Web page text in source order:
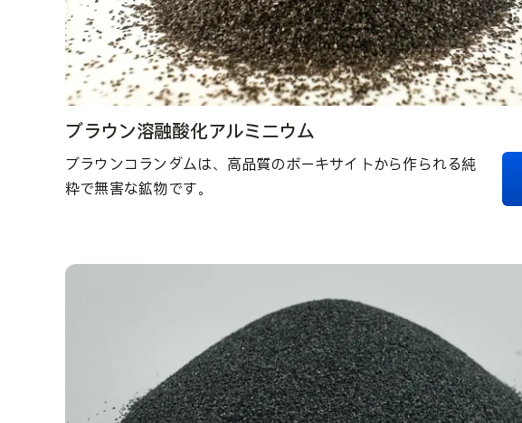
ブラウン溶融酸化アルミニウム
ブラウンコランダムは、高品質のボーキサイトから作られる純
粋で無害な鉱物です。